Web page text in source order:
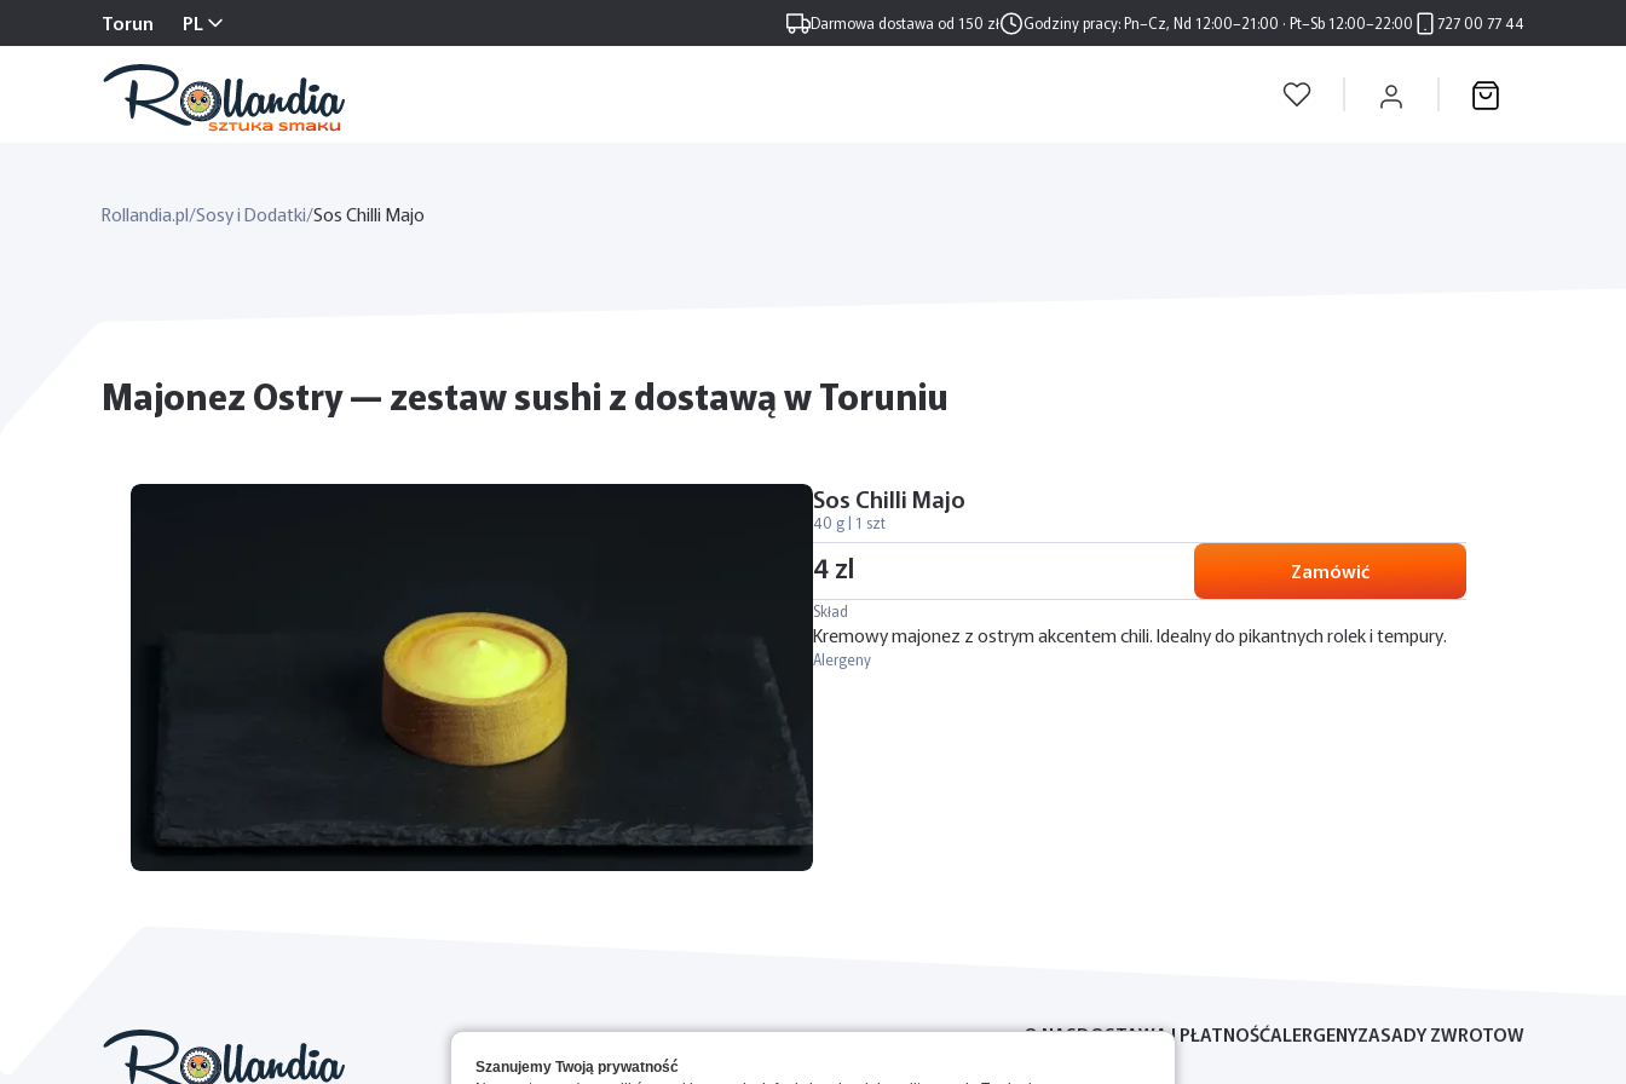
Torun PL Darmowa dostawa od 150 zł Godziny pracy:Pn–Cz, Nd 12:00–21:00 · Pt–Sb 12:00–22:00 727 00 77 44
Rollandia.pl/Sosy i Dodatki/Sos Chilli Majo
Majonez Ostry — zestaw sushi z dostawą w Toruniu
Sos Chilli Majo
40 g | 1 szt
4 zl Zamówić
Skład
Kremowy majonez z ostrym akcentem chili. Idealny do pikantnych rolek i tempury.
Alergeny
O NASDOSTAWA I PŁATNOŚĆALERGENYZASADY ZWROTOW
Szanujemy Twoją prywatność